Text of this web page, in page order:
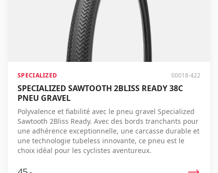
SPECIALIZED 00018-422
SPECIALIZED SAWTOOTH 2BLISS READY 38C
PNEU GRAVEL
Polyvalence et fiabilité avec le pneu gravel Specialized
Sawtooth 2Bliss Ready. Avec des bords tranchants pour
une adhérence exceptionnelle, une carcasse durable et
une technologie tubeless innovante, ce pneu est le
choix idéal pour les cyclistes aventureux.